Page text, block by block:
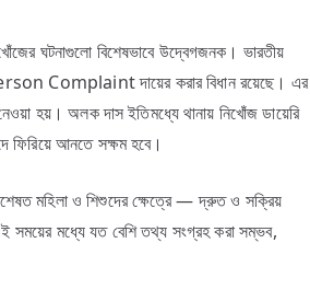
ঘটনাগুলো বিশেষভাবে উদ্বেগজনক। ভারতীয়
Complaint দায়ের করার বিধান রয়েছে। এর
হয়। অলক দাস ইতিমধ্যে থানায় নিখোঁজ ডায়েরি
ফিরিয়ে আনতে সক্ষম হবে।
মহিলা ও শিশুদের ক্ষেত্রে — দ্রুত ও সক্রিয়
মধ্যে যত বেশি তথ্য সংগ্রহ করা সম্ভব,